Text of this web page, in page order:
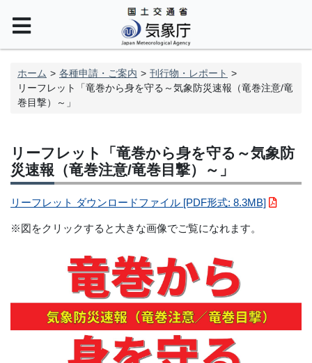
ホーム 各種申請・ご案内
刊行物・レポート
リーフレット「竜巻から身を守る～気象防災速報（竜巻注意/竜
巻目撃）～」
リーフレット「竜巻から身を守る～気象防
災速報（竜巻注意/竜巻目撃）～」
リーフレット ダウンロードファイル [PDF形式: 8.3MB]
※図をクリックすると大きな画像でご覧になれます。